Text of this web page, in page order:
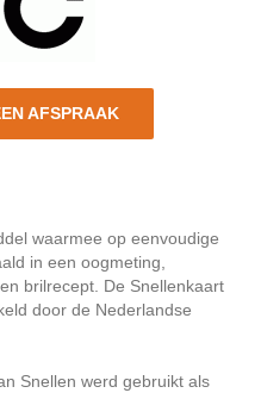
AFSPRAAK
waarmee op eenvoudige
in een oogmeting,
brilrecept. De Snellenkaart
door de Nederlandse
Snellen werd gebruikt als